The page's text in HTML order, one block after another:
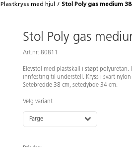
Plastkryss med hjul Stol Poly gas medium
Stol Poly gas
Art.nr: 80811
Elevstol med plastskall i støpt
innfesting til understell. Kryss i svart
Setebredde 38 cm, setedybde 34 cm.
Velg variant
Farge